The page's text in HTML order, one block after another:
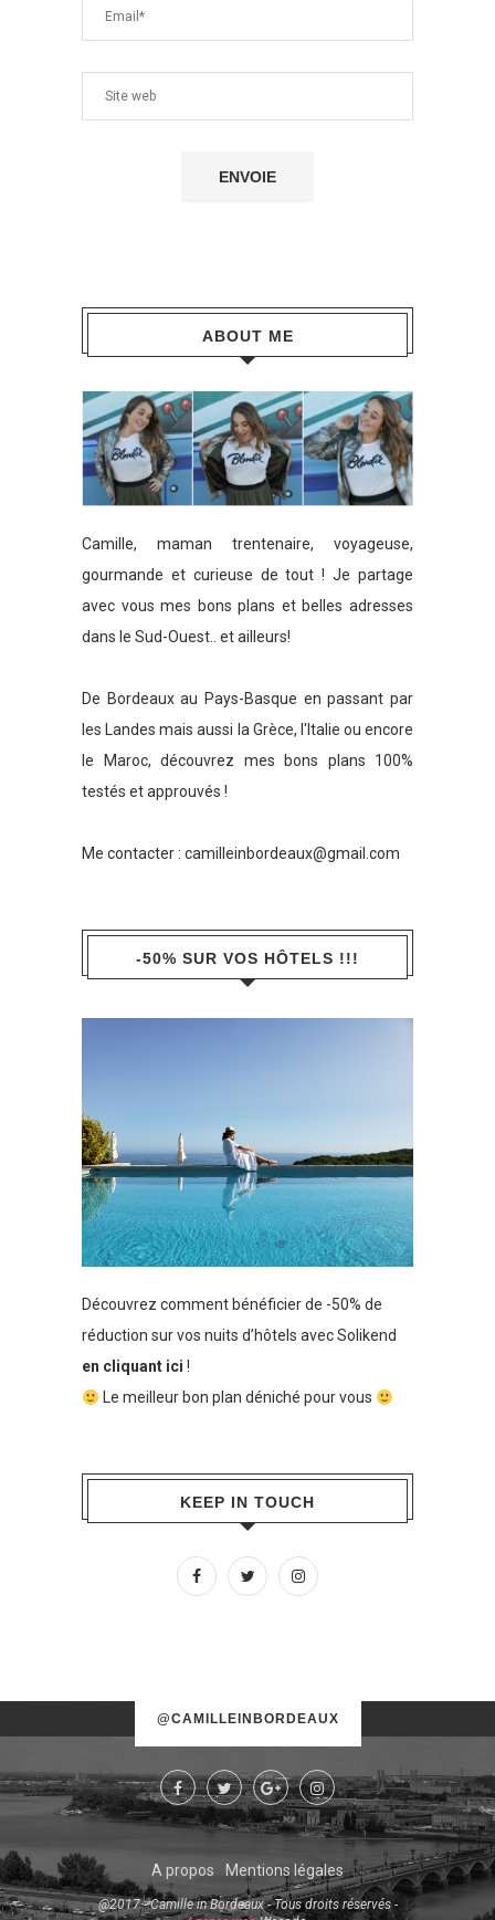
ABOUT ME
Camille, maman trentenaire, voyageuse,
gourmande et curieuse de tout ! Je partage
avec vous mes bons plans et belles adresses
dans le Sud-Ouest.. et ailleurs!
De Bordeaux au Pays-Basque en passant par
les Landes mais aussi la Grèce, l'Italie ou encore
le Maroc, découvrez mes bons plans 100%
testés et approuvés !
Me contacter : camilleinbordeaux@gmail.com
-50% SUR VOS HÔTELS !!!
Découvrez comment bénéficier de -50% de
réduction sur vos nuits d’hôtels avec Solikend
en cliquant ici !
Le meilleur bon plan déniché pour vous
KEEP IN TOUCH
@CAMILLEINBORDEAUX
Try some other hashtag or username
A propos Mentions légales
@2017 - Camille in Bordeaux - Tous droits réservés -